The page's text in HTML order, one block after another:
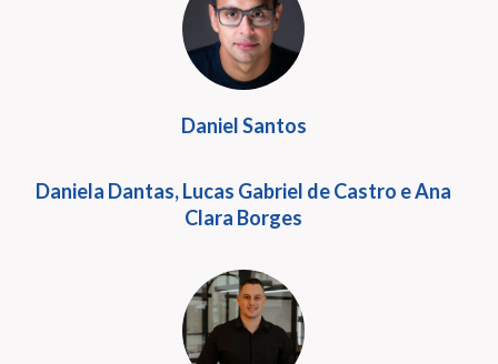
Daniel Santos
Daniela Dantas, Lucas Gabriel de Castro e Ana
Clara Borges